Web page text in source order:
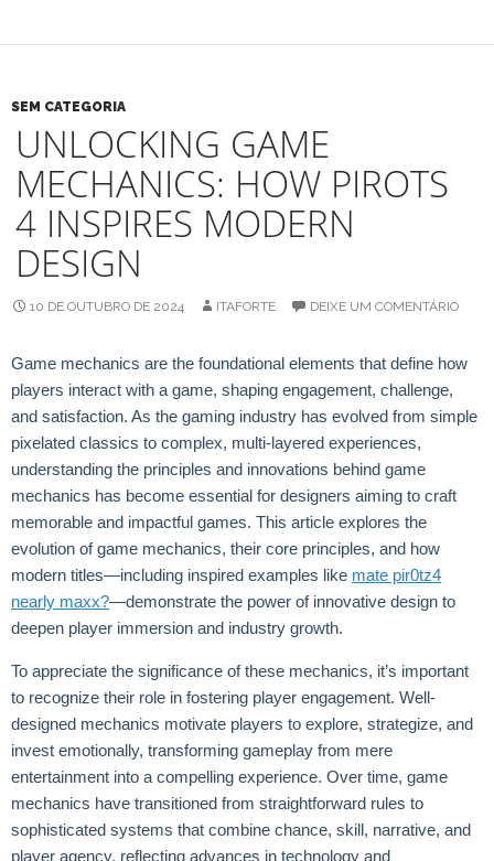
SEM CATEGORIA
UNLOCKING GAME
MECHANICS: HOW PIROTS
4 INSPIRES MODERN
DESIGN
10 DE OUTUBRO DE 2024 ITAFORTE DEIXE UM COMENTÁRIO
Game mechanics are the foundational elements that define how
players interact with a game, shaping engagement, challenge,
and satisfaction. As the gaming industry has evolved from simple
pixelated classics to complex, multi-layered experiences,
understanding the principles and innovations behind game
mechanics has become essential for designers aiming to craft
memorable and impactful games. This article explores the
evolution of game mechanics, their core principles, and how
modern titles—including inspired examples like mate pir0tz4
nearly maxx?—demonstrate the power of innovative design to
deepen player immersion and industry growth.
To appreciate the significance of these mechanics, it’s important
to recognize their role in fostering player engagement. Well-
designed mechanics motivate players to explore, strategize, and
invest emotionally, transforming gameplay from mere
entertainment into a compelling experience. Over time, game
mechanics have transitioned from straightforward rules to
sophisticated systems that combine chance, skill, narrative, and
player agency, reflecting advances in technology and